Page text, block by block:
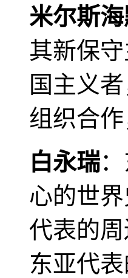
米尔斯
其新保
国主义
组织合
白永瑞
心的世
代表的
东亚代